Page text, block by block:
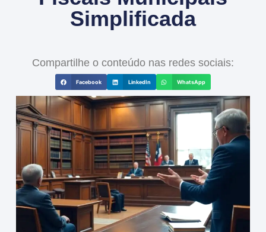
Simplificada
Compartilhe o conteúdo nas redes sociais:
Facebook LinkedIn WhatsApp